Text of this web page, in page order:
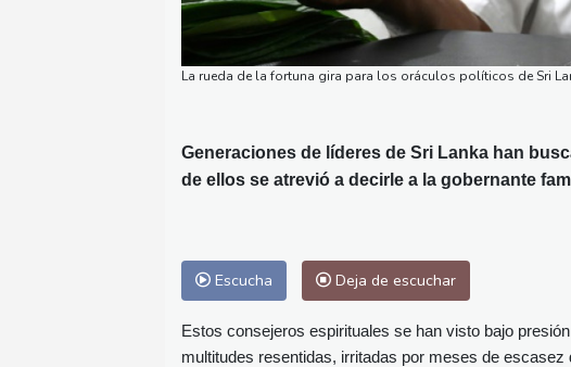
La rueda de la fortuna gira para los oráculos políticos de Sri
Generaciones de líderes de Sri Lanka han
de ellos se atrevió a decirle a la gobernante
Escucha Deja de escuchar
Estos consejeros espirituales se han visto bajo
multitudes resentidas, irritadas por meses de escasez